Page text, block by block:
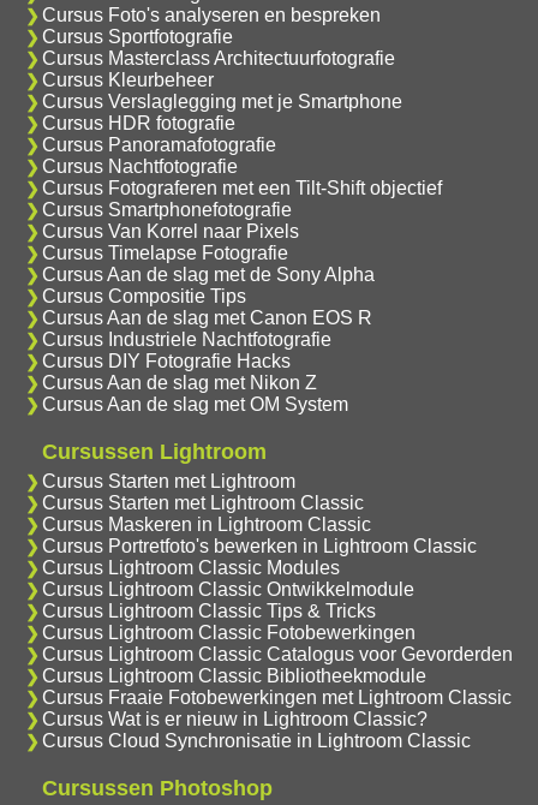
Cursus Foto's analyseren en bespreken
Cursus Sportfotografie
Cursus Masterclass Architectuurfotografie
Cursus Kleurbeheer
Cursus Verslaglegging met je Smartphone
Cursus HDR fotografie
Cursus Panoramafotografie
Cursus Nachtfotografie
Cursus Fotograferen met een Tilt-Shift objectief
Cursus Smartphonefotografie
Cursus Van Korrel naar Pixels
Cursus Timelapse Fotografie
Cursus Aan de slag met de Sony Alpha
Cursus Compositie Tips
Cursus Aan de slag met Canon EOS R
Cursus Industriele Nachtfotografie
Cursus DIY Fotografie Hacks
Cursus Aan de slag met Nikon Z
Cursus Aan de slag met OM System
Cursussen Lightroom
Cursus Starten met Lightroom
Cursus Starten met Lightroom Classic
Cursus Maskeren in Lightroom Classic
Cursus Portretfoto's bewerken in Lightroom Classic
Cursus Lightroom Classic Modules
Cursus Lightroom Classic Ontwikkelmodule
Cursus Lightroom Classic Tips & Tricks
Cursus Lightroom Classic Fotobewerkingen
Cursus Lightroom Classic Catalogus voor Gevorderden
Cursus Lightroom Classic Bibliotheekmodule
Cursus Fraaie Fotobewerkingen met Lightroom Classic
Cursus Wat is er nieuw in Lightroom Classic?
Cursus Cloud Synchronisatie in Lightroom Classic
Cursussen Photoshop